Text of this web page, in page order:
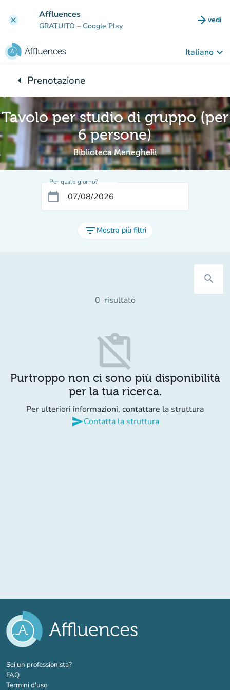
clear Affluences
GRATUITO – Google Play arrow_forward vedi
Italiano keyboard_arrow_down
arrow_leftTorna a:
Prenotazione
Tavolo per studio di gruppo (per
6 persone)
Biblioteca Meneghelli
Per quale giorno?
calendar_today
filter_list Mostra più filtri
search
0 risultato
content_paste_off
Purtroppo non ci sono più disponibilità
per la tua ricerca.
Per ulteriori informazioni, contattare la struttura
sendContatta la struttura
Sei un professionista?(nuova scheda)
FAQ
Termini d'uso